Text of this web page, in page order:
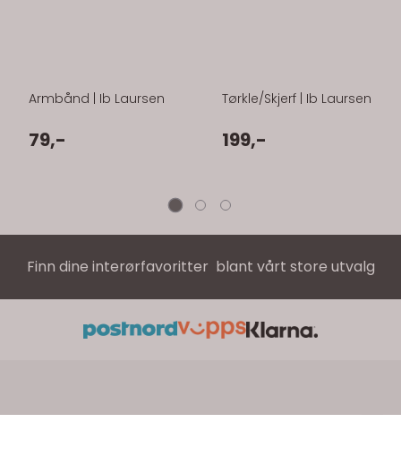
Armbånd | Ib Laursen
79,-
Tørkle/Skjerf | Ib Laursen
199,-
Finn dine interørfavoritter blant vårt store utvalg